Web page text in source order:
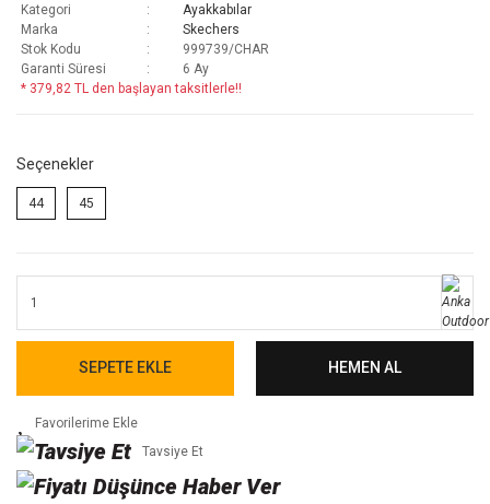
Kategori
Ayakkabılar
Marka
Skechers
Stok Kodu
999739/CHAR
Garanti Süresi
6 Ay
* 379,82 TL den başlayan taksitlerle!!
Seçenekler
44 45
SEPETE EKLE HEMEN AL
Tavsiye Et